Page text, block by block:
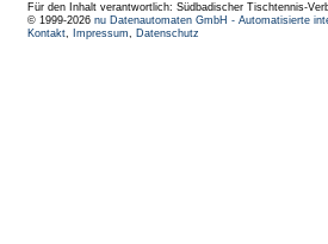
Für den Inhalt verantwortlich: Südbadischer Tischtennis-
© 1999-2026 nu Datenautomaten GmbH - Automatisierte
Kontakt, Impressum, Datenschutz